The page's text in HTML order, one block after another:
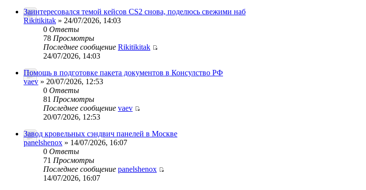
Заинтересовался темой кейсов CS2 снова, поделюсь свежими наб
Rikitikitak » 24/07/2026, 14:03
0 Ответы
78 Просмотры
Последнее сообщение Rikitikitak
24/07/2026, 14:03
Помощь в подготовке пакета документов в Консулство РФ
vaev » 20/07/2026, 12:53
0 Ответы
81 Просмотры
Последнее сообщение vaev
20/07/2026, 12:53
Завод кровельных сэндвич панелей в Москве
panelshenox » 14/07/2026, 16:07
0 Ответы
71 Просмотры
Последнее сообщение panelshenox
14/07/2026, 16:07